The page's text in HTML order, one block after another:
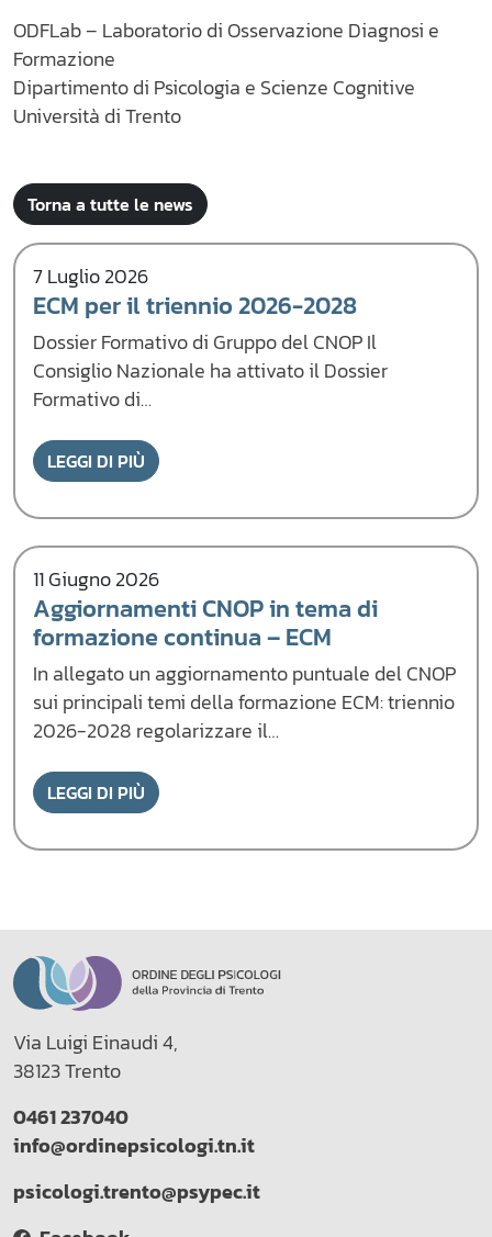
ODFLab – Laboratorio di Osservazione Diagnosi e
Formazione
Dipartimento di Psicologia e Scienze Cognitive
Università di Trento
Torna a tutte le news
7 Luglio 2026
ECM per il triennio 2026-2028
Dossier Formativo di Gruppo del CNOP Il
Consiglio Nazionale ha attivato il Dossier
Formativo di…
LEGGI DI PIÙ
11 Giugno 2026
Aggiornamenti CNOP in tema di
formazione continua – ECM
In allegato un aggiornamento puntuale del CNOP
sui principali temi della formazione ECM: triennio
2026-2028 regolarizzare il…
LEGGI DI PIÙ
Via Luigi Einaudi 4,
38123 Trento
0461 237040
info@ordinepsicologi.tn.it
psicologi.trento@psypec.it